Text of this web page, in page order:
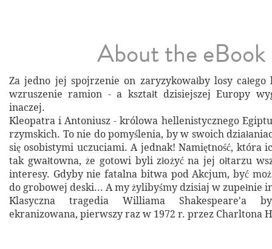
About the eBook
Za jedno jej spojrzenie on zaryzykowałby losy
wzruszenie ramion - a kształt dzisiejszej Europy
inaczej.
Kleopatra i Antoniusz - królowa hellenistycznego
rzymskich. To nie do pomyślenia, by w swoich
się osobistymi uczuciami. A jednak! Namiętność, która
tak gwałtowna, że gotowi byli złożyć na jej ołtarzu
interesy. Gdyby nie fatalna bitwa pod Akcjum, być
do grobowej deski... A my żylibyśmy dzisiaj w zupełnie
Klasyczna tragedia Williama Shakespeare'a
ekranizowana, pierwszy raz w 1972 r. przez Charltona